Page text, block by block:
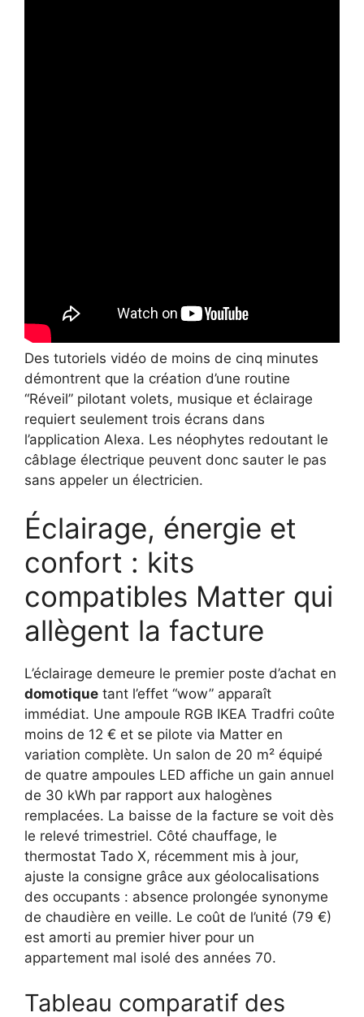
Des tutoriels vidéo de moins de cinq minutes
démontrent que la création d’une routine
“Réveil” pilotant volets, musique et éclairage
requiert seulement trois écrans dans
l’application Alexa. Les néophytes redoutant le
câblage électrique peuvent donc sauter le pas
sans appeler un électricien.
Éclairage, énergie et
confort : kits
compatibles Matter qui
allègent la facture
L’éclairage demeure le premier poste d’achat en
domotique tant l’effet “wow” apparaît
immédiat. Une ampoule RGB IKEA Tradfri coûte
moins de 12 € et se pilote via Matter en
variation complète. Un salon de 20 m² équipé
de quatre ampoules LED affiche un gain annuel
de 30 kWh par rapport aux halogènes
remplacées. La baisse de la facture se voit dès
le relevé trimestriel. Côté chauffage, le
thermostat Tado X, récemment mis à jour,
ajuste la consigne grâce aux géolocalisations
des occupants : absence prolongée synonyme
de chaudière en veille. Le coût de l’unité (79 €)
est amorti au premier hiver pour un
appartement mal isolé des années 70.
Tableau comparatif des